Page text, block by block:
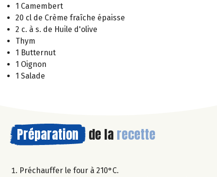
1 Camembert
20 cl de Crème fraîche épaisse
2 c. à s. de Huile d'olive
Thym
1 Butternut
1 Oignon
1 Salade
Préparation de la recette
Préchauffer le four à 210°C.